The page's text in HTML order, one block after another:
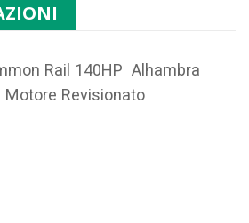
Rail 140HP Alhambra
Revisionato